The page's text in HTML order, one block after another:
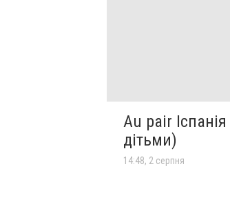
Au pair
дітьми)
14:48, 2 серпня